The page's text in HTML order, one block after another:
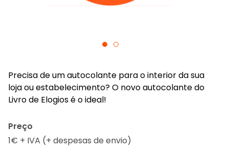
Precisa de um autocolante para o interior da sua
loja ou estabelecimento? O novo autocolante do
Livro de Elogios é o ideal!
Preço
1€ + IVA (+ despesas de envio)